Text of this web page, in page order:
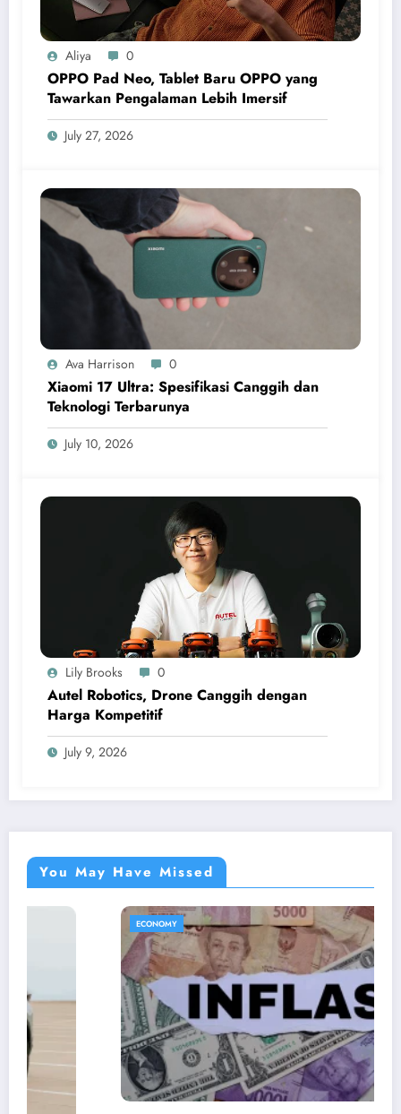
Aliya 0
OPPO Pad Neo, Tablet Baru OPPO yang
Tawarkan Pengalaman Lebih Imersif
July 27, 2026
Ava Harrison 0
Xiaomi 17 Ultra: Spesifikasi Canggih dan
Teknologi Terbarunya
July 10, 2026
Lily Brooks 0
Autel Robotics, Drone Canggih dengan
Harga Kompetitif
July 9, 2026
You May Have Missed